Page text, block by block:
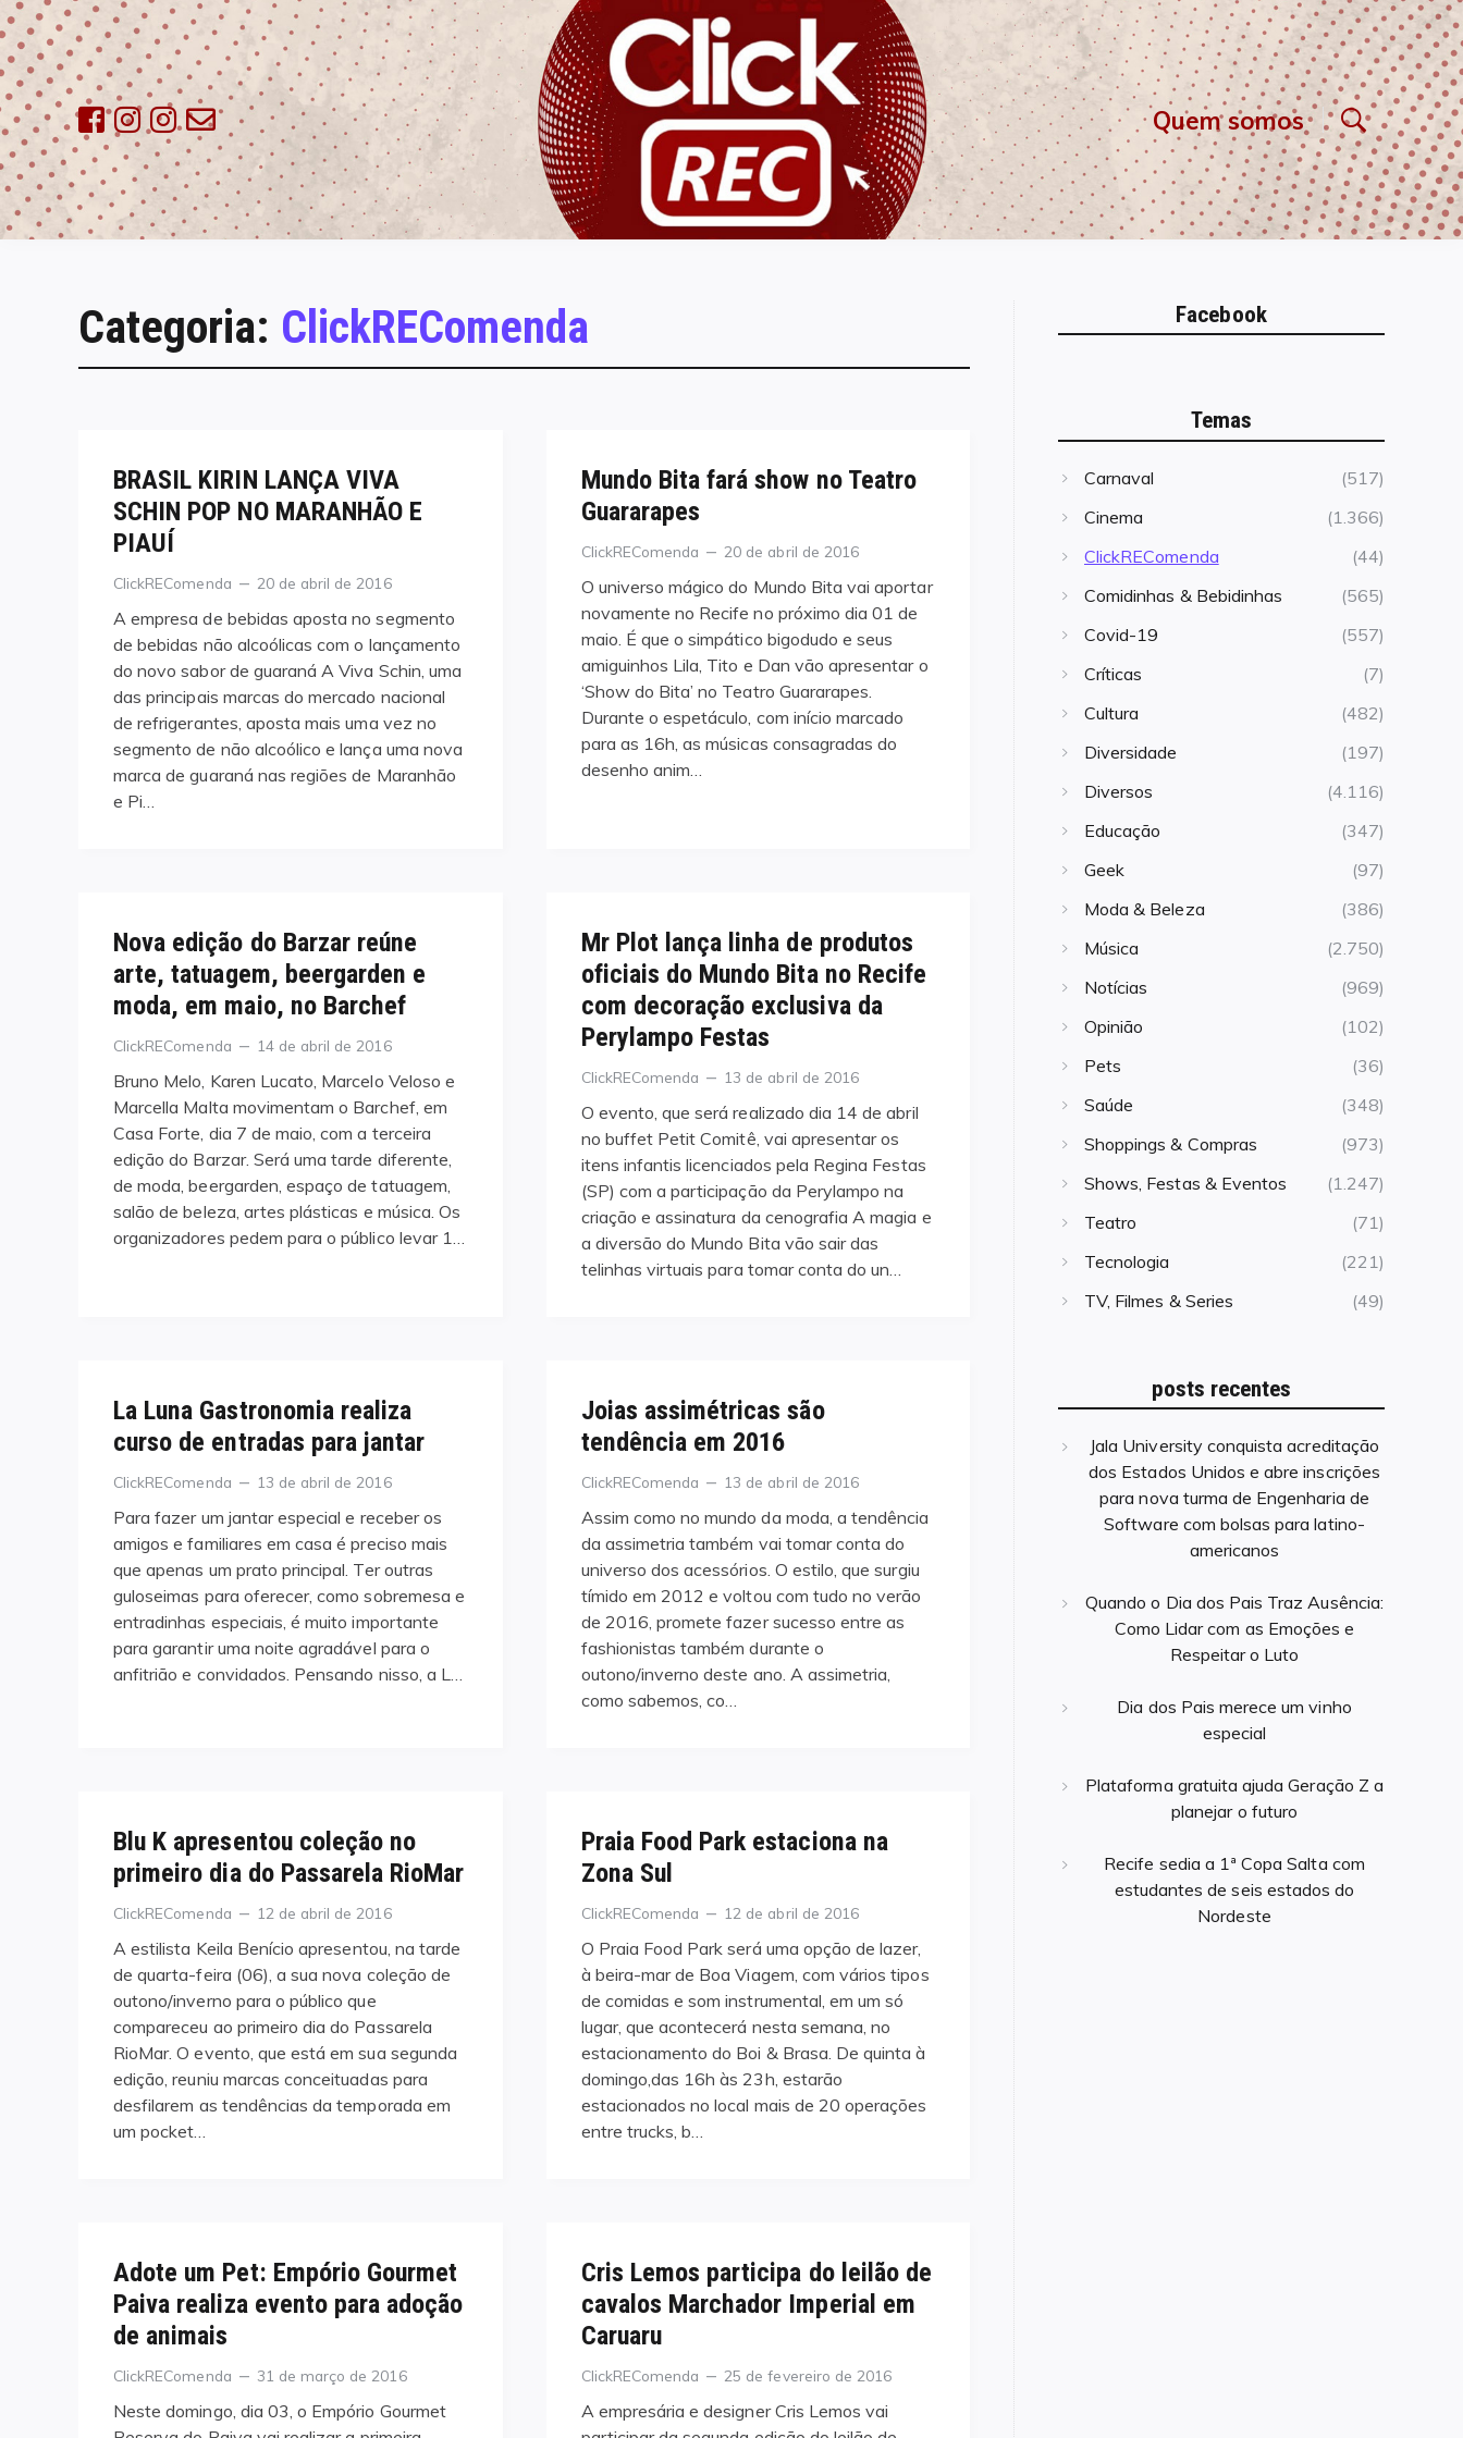
Skip
to
content
ClickREC Quem somos
Categoria: ClickREComenda
BRASIL KIRIN LANÇA VIVA
SCHIN POP NO MARANHÃO E
PIAUÍ
Categories
ClickREComenda
Posted
20 de abril de 2016
A empresa de bebidas aposta no segmento
de bebidas não alcoólicas com o lançamento
do novo sabor de guaraná A Viva Schin, uma
das principais marcas do mercado nacional
de refrigerantes, aposta mais uma vez no
segmento de não alcoólico e lança uma nova
marca de guaraná nas regiões de Maranhão
e Pi…
Mundo Bita fará show no Teatro
Guararapes
Categories
ClickREComenda
Posted
20 de abril de 2016
O universo mágico do Mundo Bita vai aportar
novamente no Recife no próximo dia 01 de
maio. É que o simpático bigodudo e seus
amiguinhos Lila, Tito e Dan vão apresentar o
‘Show do Bita’ no Teatro Guararapes.
Durante o espetáculo, com início marcado
para as 16h, as músicas consagradas do
desenho anim…
Nova edição do Barzar reúne
arte, tatuagem, beergarden e
moda, em maio, no Barchef
Categories
ClickREComenda
Posted
14 de abril de 2016
Bruno Melo, Karen Lucato, Marcelo Veloso e
Marcella Malta movimentam o Barchef, em
Casa Forte, dia 7 de maio, com a terceira
edição do Barzar. Será uma tarde diferente,
de moda, beergarden, espaço de tatuagem,
salão de beleza, artes plásticas e música. Os
organizadores pedem para o público levar 1…
Mr Plot lança linha de produtos
oficiais do Mundo Bita no Recife
com decoração exclusiva da
Perylampo Festas
Categories
ClickREComenda
Posted
13 de abril de 2016
O evento, que será realizado dia 14 de abril
no buffet Petit Comitê, vai apresentar os
itens infantis licenciados pela Regina Festas
(SP) com a participação da Perylampo na
criação e assinatura da cenografia A magia e
a diversão do Mundo Bita vão sair das
telinhas virtuais para tomar conta do un…
La Luna Gastronomia realiza
curso de entradas para jantar
Categories
ClickREComenda
Posted
13 de abril de 2016
Para fazer um jantar especial e receber os
amigos e familiares em casa é preciso mais
que apenas um prato principal. Ter outras
guloseimas para oferecer, como sobremesa e
entradinhas especiais, é muito importante
para garantir uma noite agradável para o
anfitrião e convidados. Pensando nisso, a L…
Joias assimétricas são
tendência em 2016
Categories
ClickREComenda
Posted
13 de abril de 2016
Assim como no mundo da moda, a tendência
da assimetria também vai tomar conta do
universo dos acessórios. O estilo, que surgiu
tímido em 2012 e voltou com tudo no verão
de 2016, promete fazer sucesso entre as
fashionistas também durante o
outono/inverno deste ano. A assimetria,
como sabemos, co…
Blu K apresentou coleção no
primeiro dia do Passarela RioMar
Categories
ClickREComenda
Posted
12 de abril de 2016
A estilista Keila Benício apresentou, na tarde
de quarta-feira (06), a sua nova coleção de
outono/inverno para o público que
compareceu ao primeiro dia do Passarela
RioMar. O evento, que está em sua segunda
edição, reuniu marcas conceituadas para
desfilarem as tendências da temporada em
um pocket…
Praia Food Park estaciona na
Zona Sul
Categories
ClickREComenda
Posted
12 de abril de 2016
O Praia Food Park será uma opção de lazer,
à beira-mar de Boa Viagem, com vários tipos
de comidas e som instrumental, em um só
lugar, que acontecerá nesta semana, no
estacionamento do Boi & Brasa. De quinta à
domingo,das 16h às 23h, estarão
estacionados no local mais de 20 operações
entre trucks, b…
Adote um Pet: Empório Gourmet
Paiva realiza evento para adoção
de animais
Categories
ClickREComenda
Posted
31 de março de 2016
Neste domingo, dia 03, o Empório Gourmet
Cris Lemos participa do leilão de
cavalos Marchador Imperial em
Caruaru
Categories
ClickREComenda
Posted
25 de fevereiro de 2016
A empresária e designer Cris Lemos vai
Facebook
Temas
Carnaval
(517)
Cinema
(1.366)
ClickREComenda
(44)
Comidinhas & Bebidinhas
(565)
Covid-19
(557)
Críticas
(7)
Cultura
(482)
Diversidade
(197)
Diversos
(4.116)
Educação
(347)
Geek
(97)
Moda & Beleza
(386)
Música
(2.750)
Notícias
(969)
Opinião
(102)
Pets
(36)
Saúde
(348)
Shoppings & Compras
(973)
Shows, Festas & Eventos
(1.247)
Teatro
(71)
Tecnologia
(221)
TV, Filmes & Series
(49)
posts recentes
Jala University conquista acreditação
dos Estados Unidos e abre inscrições
para nova turma de Engenharia de
Software com bolsas para latino-
americanos
Quando o Dia dos Pais Traz Ausência:
Como Lidar com as Emoções e
Respeitar o Luto
Dia dos Pais merece um vinho
especial
Plataforma gratuita ajuda Geração Z a
planejar o futuro
Recife sedia a 1ª Copa Salta com
estudantes de seis estados do
Nordeste